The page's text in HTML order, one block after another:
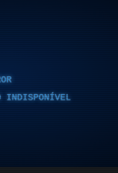
INDISPONÍVEL